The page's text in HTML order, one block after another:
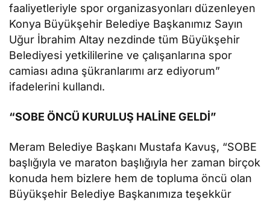
faaliyetleriyle spor organizasyonları düzenleyen
Konya Büyükşehir Belediye Başkanımız Sayın
Uğur İbrahim Altay nezdinde tüm Büyükşehir
Belediyesi yetkililerine ve çalışanlarına spor
camiası adına şükranlarımı arz ediyorum”
ifadelerini kullandı.
“SOBE ÖNCÜ KURULUŞ HALİNE GELDİ”
Meram Belediye Başkanı Mustafa Kavuş, “SOBE
başlığıyla ve maraton başlığıyla her zaman birçok
konuda hem bizlere hem de topluma öncü olan
Büyükşehir Belediye Başkanımıza teşekkür